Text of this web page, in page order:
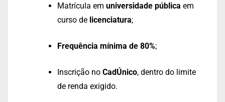
Matrícula em universidade pública em
curso de licenciatura;
Frequência mínima de 80%;
Inscrição no CadÚnico, dentro do limite
de renda exigido.